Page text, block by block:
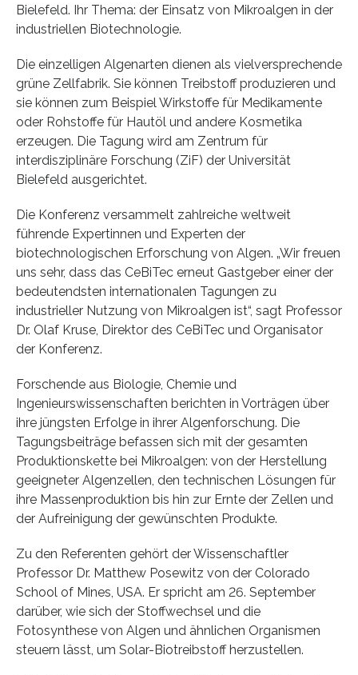
Bielefeld. Ihr Thema: der Einsatz von Mikroalgen in der
industriellen Biotechnologie.
Die einzelligen Algenarten dienen als vielversprechende
grüne Zellfabrik. Sie können Treibstoff produzieren und
sie können zum Beispiel Wirkstoffe für Medikamente
oder Rohstoffe für Hautöl und andere Kosmetika
erzeugen. Die Tagung wird am Zentrum für
interdisziplinäre Forschung (ZiF) der Universität
Bielefeld ausgerichtet.
Die Konferenz versammelt zahlreiche weltweit
führende Expertinnen und Experten der
biotechnologischen Erforschung von Algen. „Wir freuen
uns sehr, dass das CeBiTec erneut Gastgeber einer der
bedeutendsten internationalen Tagungen zu
industrieller Nutzung von Mikroalgen ist“, sagt Professor
Dr. Olaf Kruse, Direktor des CeBiTec und Organisator
der Konferenz.
Forschende aus Biologie, Chemie und
Ingenieurswissenschaften berichten in Vorträgen über
ihre jüngsten Erfolge in ihrer Algenforschung. Die
Tagungsbeiträge befassen sich mit der gesamten
Produktionskette bei Mikroalgen: von der Herstellung
geeigneter Algenzellen, den technischen Lösungen für
ihre Massenproduktion bis hin zur Ernte der Zellen und
der Aufreinigung der gewünschten Produkte.
Zu den Referenten gehört der Wissenschaftler
Professor Dr. Matthew Posewitz von der Colorado
School of Mines, USA. Er spricht am 26. September
darüber, wie sich der Stoffwechsel und die
Fotosynthese von Algen und ähnlichen Organismen
steuern lässt, um Solar-Biotreibstoff herzustellen.